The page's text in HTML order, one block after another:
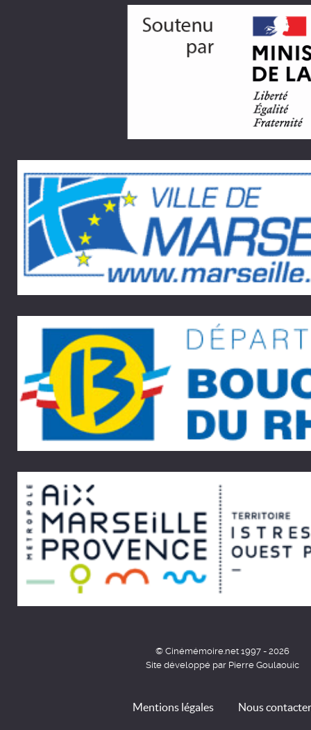
© Cinémémoire.net 1997 - 2026
Site développé par Pierre Goulaouic
Mentions légales Nous contacter